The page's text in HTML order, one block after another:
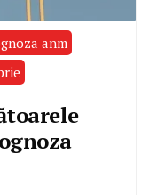
anm